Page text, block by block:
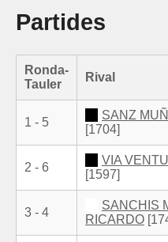
Partides
Ronda-
Tauler
Rival
1 - 5
SANZ
[1704]
2 - 6
VIA
[1597]
3 - 4
SANCHIS
RICARDO